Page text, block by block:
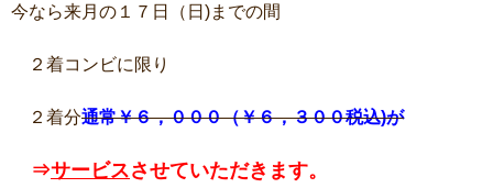
今なら来月の１７日（日)までの間
２着コンビに限り
２着分通常￥６，０００（￥６，３００税込)が
⇒サービスさせていただきます。